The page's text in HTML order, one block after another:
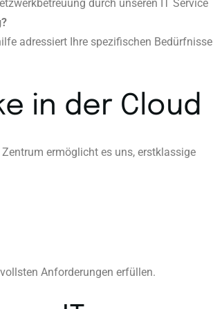
durch unseren IT Service
adressiert Ihre spezifischen Bedürfnisse
in der Cloud
ermöglicht es uns, erstklassige
Anforderungen erfüllen.